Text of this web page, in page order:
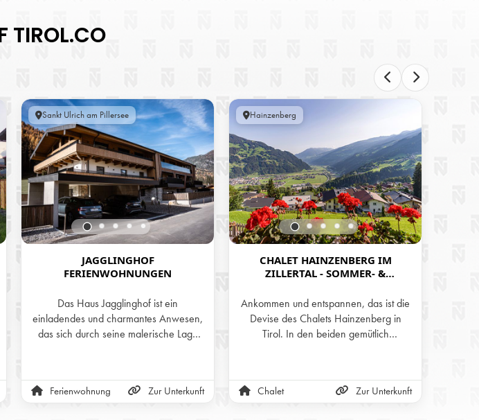
TIROL.CO
Sankt Ulrich am Pillersee
JAGGLINGHOF
FERIENWOHNUNGEN
Das Haus Jagglinghof ist ein
einladendes und charmantes Anwesen,
das sich durch seine malerische Lage
Kombination aus traditionellem Flair und
modernem Komfort, was es zu einem
Ferienwohnung Zur Unterkunft
Hainzenberg
CHALET HAINZENBERG IM
ZILLERTAL - SOMMER- &
TIROLS
Ankommen und entspannen, das ist die
Devise des Chalets Hainzenberg in
Tirol. In den beiden gemütlich
Aussicht auf die Zillertaler Alpen kann
man sich nur wohlfühlen.
Chalet Zur Unterkunft